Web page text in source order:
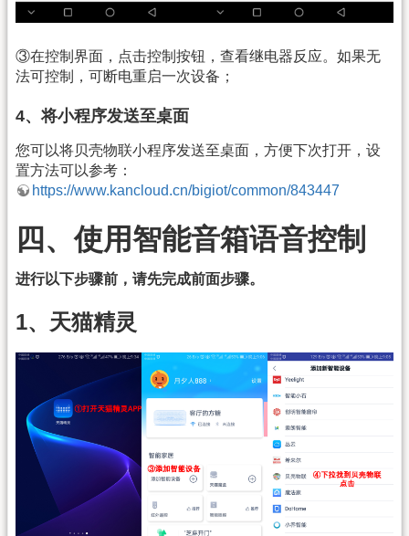
③在控制界面，点击控制按钮，查看继电器反应。如果无
法可控制，可断电重启一次设备；
4、将小程序发送至桌面
您可以将贝壳物联小程序发送至桌面，方便下次打开，设
置方法可以参考：
https://www.kancloud.cn/bigiot/common/843447
四、使用智能音箱语音控制
进行以下步骤前，请先完成前面步骤。
1、天猫精灵